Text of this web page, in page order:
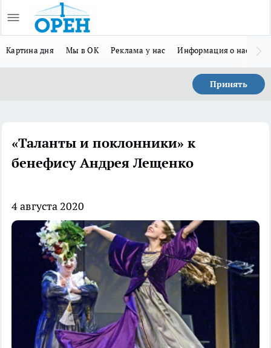
Картина дня Мы в ОК Реклама у нас Информация о нас
Принять
«Таланты и поклонники» к
бенефису Андрея Лещенко
4 августа 2020